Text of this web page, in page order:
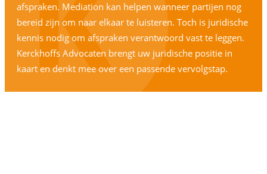
afspraken. Mediation kan helpen wanneer partijen nog
bereid zijn om naar elkaar te luisteren. Toch is juridische
kennis nodig om afspraken verantwoord vast te leggen.
Kerckhoffs Advocaten brengt uw juridische positie in
kaart en denkt mee over een passende vervolgstap.